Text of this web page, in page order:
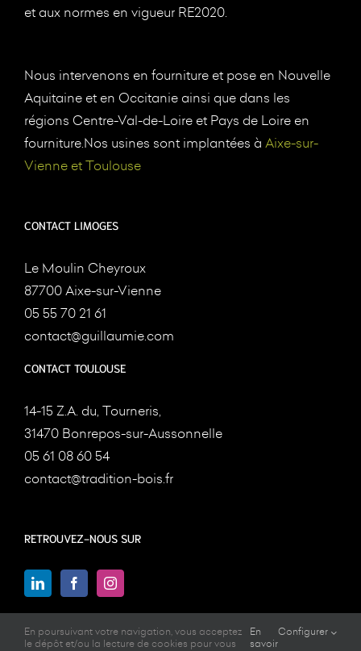
et aux normes en vigueur RE2020.
Nous intervenons en fourniture et pose en Nouvelle
Aquitaine et en Occitanie ainsi que dans les
régions Centre-Val-de-Loire et Pays de Loire en
fourniture.Nos usines sont implantées à Aixe-sur-
Vienne et Toulouse
CONTACT LIMOGES
Le Moulin Cheyroux
87700 Aixe-sur-Vienne
05 55 70 21 61
contact@guillaumie.com
CONTACT TOULOUSE
14-15 Z.A. du, Tourneris,
31470 Bonrepos-sur-Aussonnelle
05 61 08 60 54
contact@tradition-bois.fr
RETROUVEZ-NOUS SUR
En poursuivant votre navigation, vous acceptez
le dépôt et/ou la lecture de cookies pour vous
En
savoir
Configurer